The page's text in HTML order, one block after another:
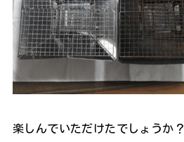
楽しんでいただけたでしょうか？